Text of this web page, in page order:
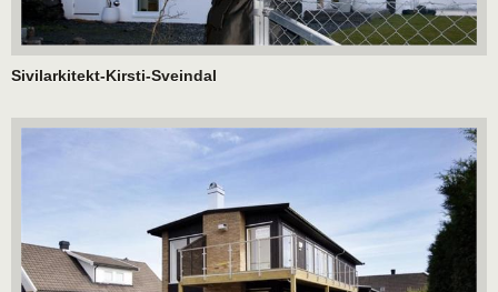
Sivilarkitekt-Kirsti-Sveindal